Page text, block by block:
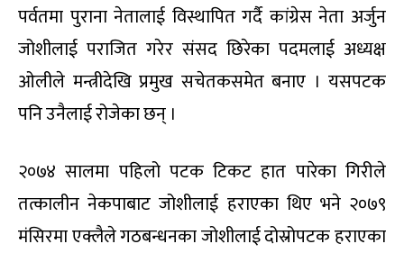
पर्वतमा पुराना नेतालाई विस्थापित गर्दै कांग्रेस नेता अर्जुन
जोशीलाई पराजित गरेर संसद छिरेका पदमलाई अध्यक्ष
ओलीले मन्त्रीदेखि प्रमुख सचेतकसमेत बनाए । यसपटक
पनि उनैलाई रोजेका छन् ।
२०७४ सालमा पहिलो पटक टिकट हात पारेका गिरीले
तत्कालीन नेकपाबाट जोशीलाई हराएका थिए भने २०७९
मंसिरमा एक्लैले गठबन्धनका जोशीलाई दोस्रोपटक हराएका